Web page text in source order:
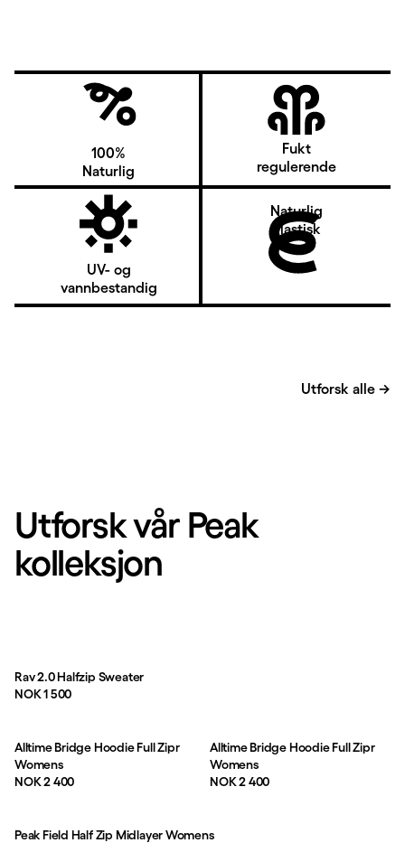
100%
Naturlig
Fukt
regulerende
UV- og
vannbestandig
Naturlig
elastisk
Utforsk alle →
Utforsk vår Peak
kolleksjon
Rav 2.0 Halfzip Sweater
Pris:
NOK 1 500
Alltime Bridge Hoodie Full Zipr
Womens
Pris:
NOK 2 400
Alltime Bridge Hoodie Full Zipr
Womens
Pris:
NOK 2 400
Peak Field Half Zip Midlayer Womens